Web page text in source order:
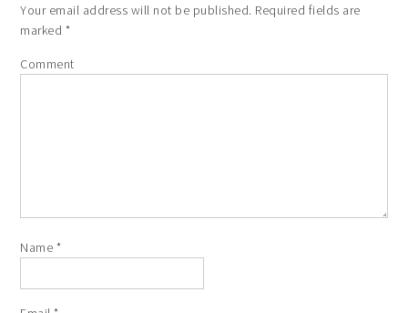
Your email address will not be published. Required fields are
marked *
Comment
Name *